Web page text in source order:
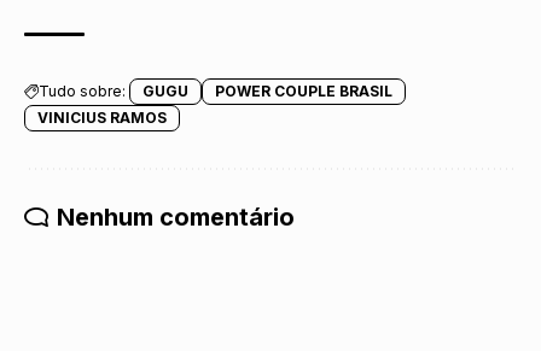
Tudo sobre: GUGU
POWER COUPLE BRASIL
VINICIUS RAMOS
Nenhum comentário